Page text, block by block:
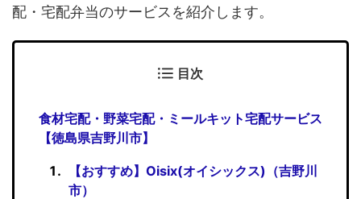
配・宅配弁当のサービスを紹介します。
目次
食材宅配・野菜宅配・ミールキット宅配サービス
【徳島県吉野川市】
【おすすめ】Oisix(オイシックス)（吉野川
市）